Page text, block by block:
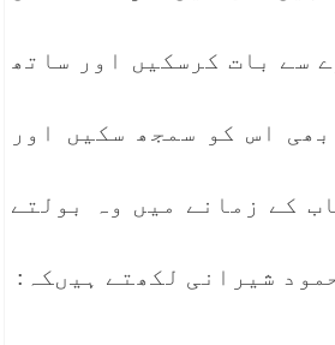
سے بات کرسکیں اور ساتھ
اس کو سمجھ سکیں اور
کے زمانے میں وہ بولتے
شیرانی لکھتے ہیںکہ: